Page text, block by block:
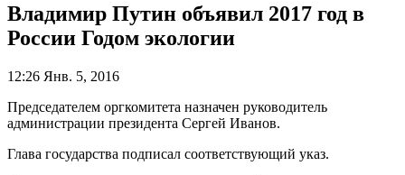
Владимир Путин объявил 2017 год в
России Годом экологии
12:26 Янв. 5, 2016
Председателем оргкомитета назначен руководитель
администрации президента Сергей Иванов.
Глава государства подписал соответствующий указ.